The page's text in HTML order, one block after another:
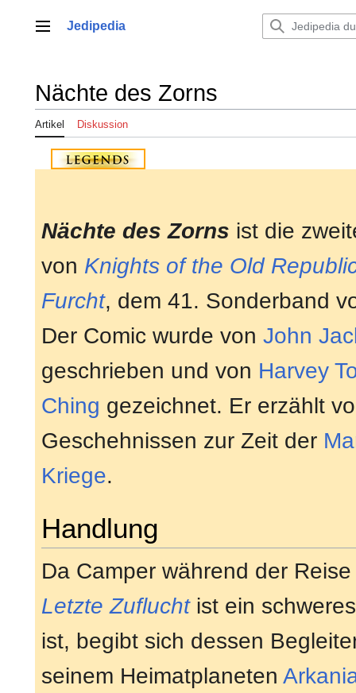
springenHauptmenü
Jedipedia
Nächte des Zorns
Artikel Diskussion
Nächte des Zorns ist die
von Knights of the Old
Furcht, dem 41. Sonderband
Der Comic wurde von John
geschrieben und von Harvey
Ching gezeichnet. Er erzählt
Geschehnissen zur Zeit der
Kriege.
Handlung
Da Camper während der
Letzte Zufluchtist ein
ist, begibt sich dessen
seinem Heimatplaneten